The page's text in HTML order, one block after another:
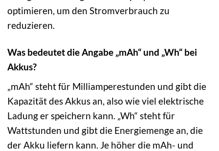
optimieren, um den Stromverbrauch zu
reduzieren.
Was bedeutet die Angabe „mAh“ und „Wh“ bei
Akkus?
„mAh“ steht für Milliamperestunden und gibt die
Kapazität des Akkus an, also wie viel elektrische
Ladung er speichern kann. „Wh“ steht für
Wattstunden und gibt die Energiemenge an, die
der Akku liefern kann. Je höher die mAh- und